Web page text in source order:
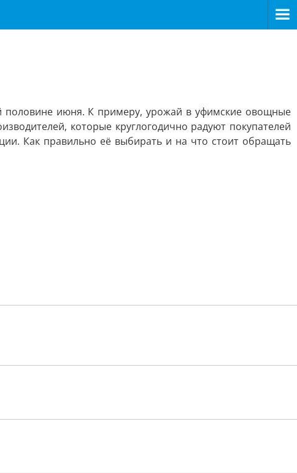
половине июня. К примеру, урожай в уфимские овощные
которые круглогодично радуют покупателей
Как правильно её выбирать и на что стоит обращать